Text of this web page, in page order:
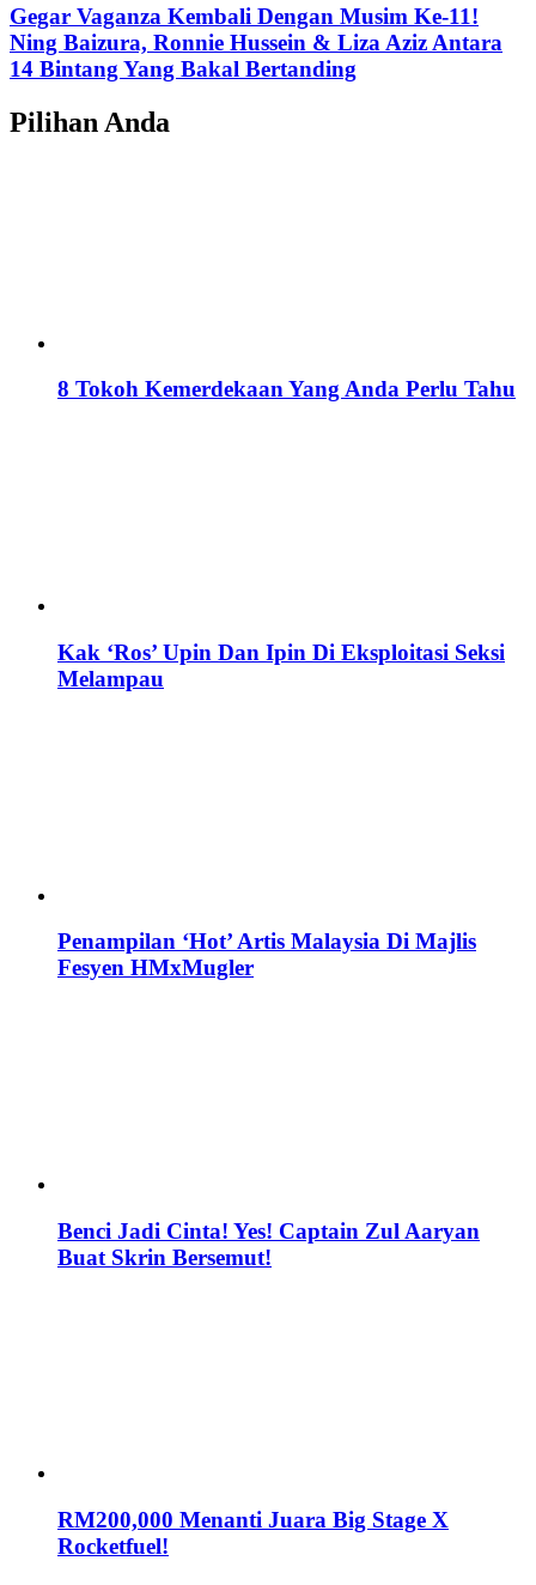
Gegar Vaganza Kembali Dengan Musim Ke-11!
Ning Baizura, Ronnie Hussein & Liza Aziz Antara
14 Bintang Yang Bakal Bertanding
Pilihan Anda
8 Tokoh Kemerdekaan Yang Anda Perlu Tahu
Kak ‘Ros’ Upin Dan Ipin Di Eksploitasi Seksi
Melampau
Penampilan ‘Hot’ Artis Malaysia Di Majlis
Fesyen HMxMugler
Benci Jadi Cinta! Yes! Captain Zul Aaryan
Buat Skrin Bersemut!
RM200,000 Menanti Juara Big Stage X
Rocketfuel!